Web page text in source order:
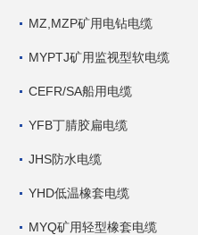
MZ,MZP矿用电钻电缆
MYPTJ矿用监视型软电缆
CEFR/SA船用电缆
YFB丁腈胶扁电缆
JHS防水电缆
YHD低温橡套电缆
MYQ矿用轻型橡套电缆